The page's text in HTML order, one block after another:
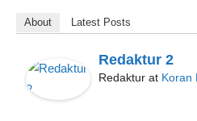
About Latest Posts
Redaktur 2
Redaktur at Koran